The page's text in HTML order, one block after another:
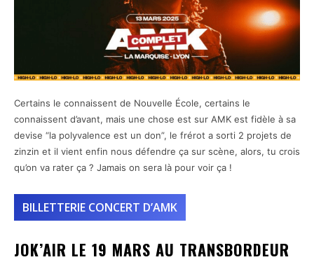
Certains le connaissent de Nouvelle École, certains le
connaissent d’avant, mais une chose est sur AMK est fidèle à sa
devise “la polyvalence est un don”, le frérot a sorti 2 projets de
zinzin et il vient enfin nous défendre ça sur scène, alors, tu crois
qu’on va rater ça ? Jamais on sera là pour voir ça !
BILLETTERIE CONCERT D’AMK
JOK’AIR LE 19 MARS AU TRANSBORDEUR